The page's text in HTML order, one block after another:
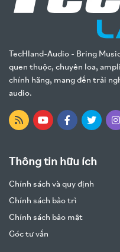
TecHland-Audio - Bring
quen thuộc, chuyên loa,
chính hãng, mang đến trải
audio.
Thông tin hữu ích
Chính sách và quy định
Chính sách bảo trì
Chính sách bảo mật
Góc tư vấn